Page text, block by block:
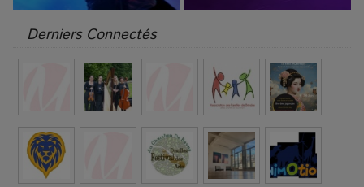
Derniers Connectés